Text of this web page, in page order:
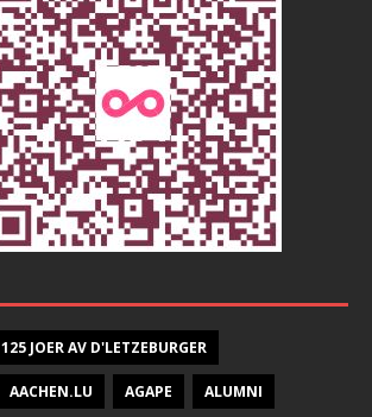
125 JOER AV D'LETZEBURGER
AACHEN.LU AGAPE ALUMNI